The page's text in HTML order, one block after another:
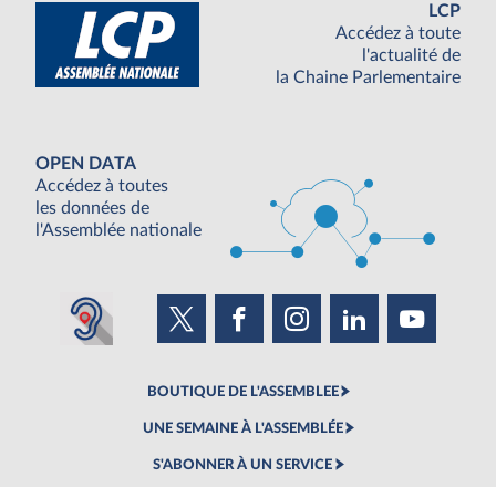
LCP
Accédez à toute
l'actualité de
la Chaine Parlementaire
OPEN DATA
Accédez à toutes
les données de
l'Assemblée nationale
BOUTIQUE DE L'ASSEMBLEE
UNE SEMAINE À L'ASSEMBLÉE
S'ABONNER À UN SERVICE